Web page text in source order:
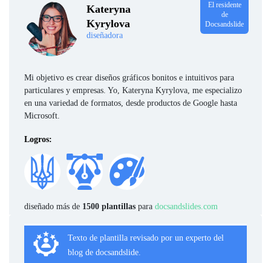
Kateryna
Kyrylova
diseñadora
El residente
de
Docsandslide
Mi objetivo es crear diseños gráficos bonitos e intuitivos para
particulares y empresas. Yo, Kateryna Kyrylova, me especializo
en una variedad de formatos, desde productos de Google hasta
Microsoft.
Logros:
diseñado más de 1500 plantillas para docsandslides.com
Texto de plantilla revisado por un experto del
blog de docsandslide.